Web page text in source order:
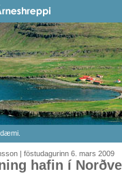
| föstudagurinn 6. mars 2009
hafin í